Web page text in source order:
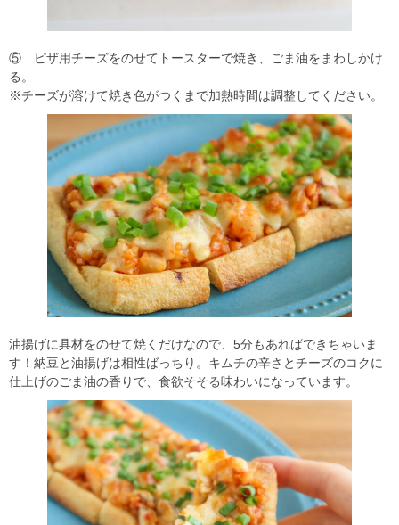
⑤ ピザ用チーズをのせてトースターで焼き、ごま油をまわしかけ
る。
※チーズが溶けて焼き色がつくまで加熱時間は調整してください。
油揚げに具材をのせて焼くだけなので、5分もあればできちゃいま
す！納豆と油揚げは相性ばっちり。キムチの辛さとチーズのコクに
仕上げのごま油の香りで、食欲そそる味わいになっています。